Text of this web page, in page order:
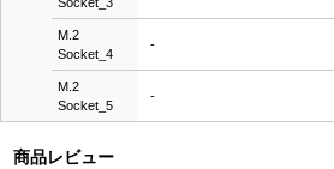
M.2
Socket_4
-
M.2
Socket_5
-
商品レビュー